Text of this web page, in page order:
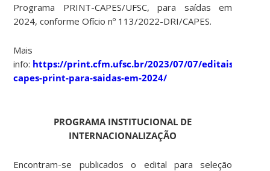
Programa PRINT-CAPES/UFSC, para saídas em
2024, conforme Ofício nº 113/2022-DRI/CAPES.
Mais
info: https://print.cfm.ufsc.br/2023/07/07/editais-
capes-print-para-saidas-em-2024/
PROGRAMA INSTITUCIONAL DE
INTERNACIONALIZAÇÃO
Encontram-se publicados o edital para seleção